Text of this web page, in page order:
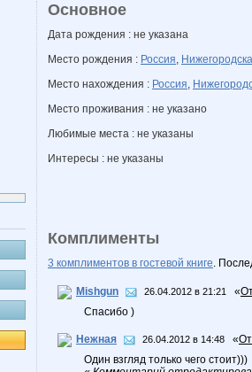
Основное
Дата рождения : не указана
Место рождения : Россия,
Место нахождения : Россия,
Место проживания : не указано
Любимые места : не указаны
Интересы : не указаны
Комплименты
3 комплиментов в гостевой книге.
Mishgun 26.04.2012 в 21:21 «
Спасибо )
Нежная 26.04.2012 в 14:48 «
Один взгляд только чего стоит)))